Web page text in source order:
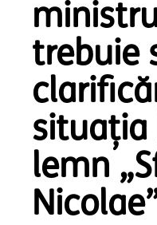
trebuie
situația
lemn